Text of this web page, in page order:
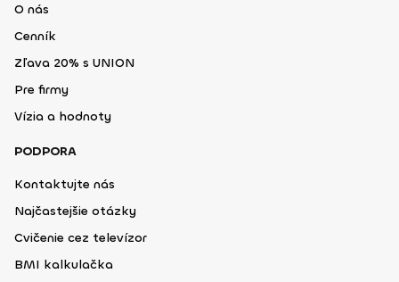
O nás
Cenník
Zľava 20% s UNION
Pre firmy
Vízia a hodnoty
PODPORA
Kontaktujte nás
Najčastejšie otázky
Cvičenie cez televízor
BMI kalkulačka